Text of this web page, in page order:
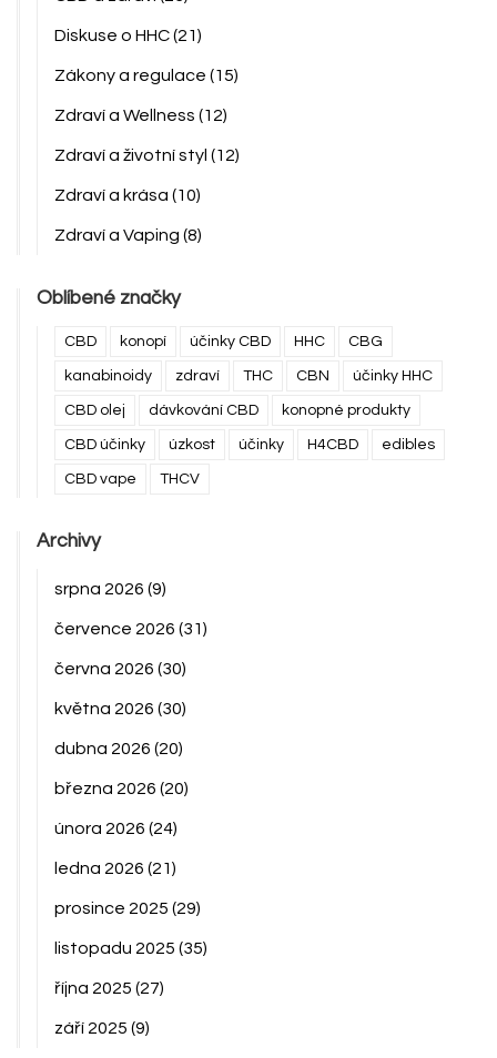
Diskuse o HHC(21)
Zákony a regulace (15)
Zdraví a Wellness (12)
Zdraví a životní styl (12)
Zdraví a krása (10)
Zdraví a Vaping (8)
Oblíbené značky
CBD konopí účinky CBD HHC CBG
kanabinoidy zdraví THC CBN účinky HHC
CBD olej dávkování CBD konopné produkty
CBD účinky úzkost účinky H4CBD edibles
CBD vape THCV
Archivy
srpna 2026 (9)
července 2026 (31)
června 2026 (30)
května 2026 (30)
dubna 2026 (20)
března 2026 (20)
února 2026 (24)
ledna 2026 (21)
prosince 2025 (29)
listopadu 2025 (35)
října 2025 (27)
září 2025 (9)